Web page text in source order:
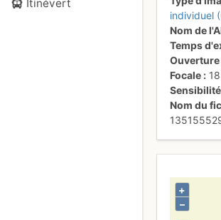
Itinévert
individuel
Nom de
Temps
Ouverture
Focale
18
Sensibilité
Nom du
+
–